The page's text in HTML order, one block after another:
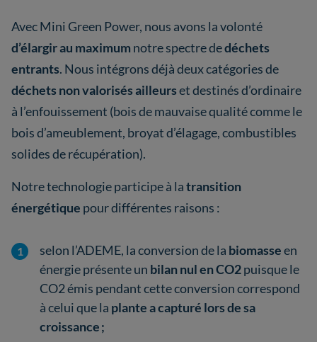
Avec Mini Green Power, nous avons la volonté
d’élargir au maximum notre spectre dedéchets
entrants. Nous intégrons déjà deux catégories de
déchets non valorisés ailleurset destinés d’ordinaire
à l’enfouissement (bois de mauvaise qualité comme le
bois d’ameublement, broyat d’élagage, combustibles
solides de récupération).
Notre technologie participe à latransition
énergétique pour différentes raisons :
selon l’ADEME, la conversion de la biomasseen
énergie présente un bilan nul en CO2puisque le
CO2 émis pendant cette conversion correspond
à celui que la plante a capturé lors de sa
croissance ;